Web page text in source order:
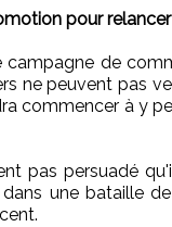
pour
de
ne peuvent pas
commencer à y
pas persuadé
une bataille